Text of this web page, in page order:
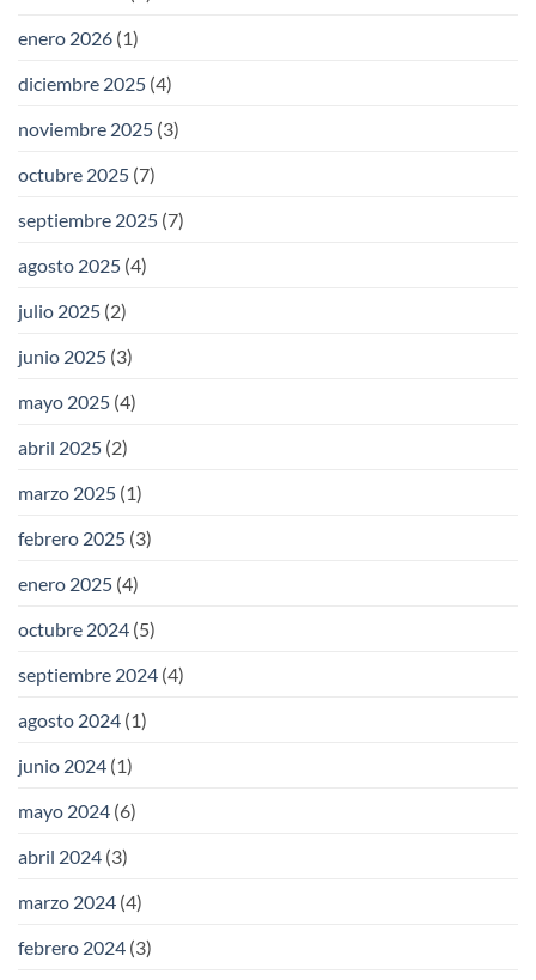
enero 2026 (1)
diciembre 2025 (4)
noviembre 2025 (3)
octubre 2025 (7)
septiembre 2025 (7)
agosto 2025 (4)
julio 2025 (2)
junio 2025 (3)
mayo 2025 (4)
abril 2025 (2)
marzo 2025 (1)
febrero 2025 (3)
enero 2025 (4)
octubre 2024 (5)
septiembre 2024 (4)
agosto 2024 (1)
junio 2024 (1)
mayo 2024 (6)
abril 2024 (3)
marzo 2024 (4)
febrero 2024 (3)